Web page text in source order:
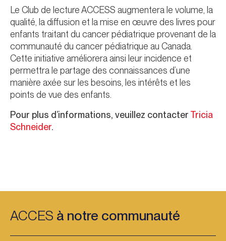
Le Club de lecture ACCESS augmentera le volume, la
qualité, la diffusion et la mise en œuvre des livres pour
enfants traitant du cancer pédiatrique provenant de la
communauté du cancer pédiatrique au Canada.
Cette initiative améliorera ainsi leur incidence et
permettra le partage des connaissances d’une
manière axée sur les besoins, les intérêts et les
points de vue des enfants.
Pour plus d’informations, veuillez contacter Tricia
Schneider.
ACCES à notre communauté